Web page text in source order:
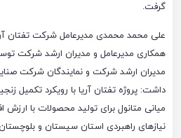
گرفت.
علی محمد محمدی مدیرعامل شرکت تفتان
همکاری مدیرعامل و مدیران ارشد شرکت
مدیران ارشد شرکت و نمایندگان شرکت
داشت: پروژه تفتان آریا با رویکرد تکمیل
میانی متانول برای تولید محصولات با ارزش
نیازهای راهبردی استان سیستان و